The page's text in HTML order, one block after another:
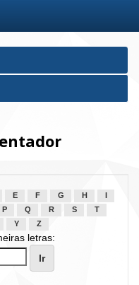
E F G H
P Q R S
T
Y Z
letras: